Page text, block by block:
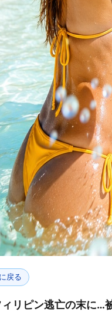
戻る
リピン逃亡の末に…